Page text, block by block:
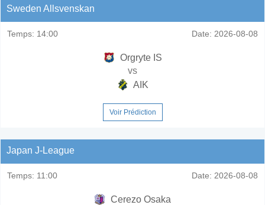
Sweden Allsvenskan
Temps: 14:00 Date: 2026-08-08
Orgryte IS
vs
AIK
Voir Prédiction
Japan J-League
Temps: 11:00 Date: 2026-08-08
Cerezo Osaka